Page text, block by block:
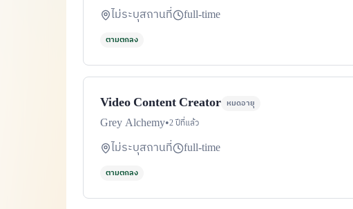
ไม่ระบุสถานที่ full-time
ตามตกลง
Video Content Creator หมดอายุ
Grey Alchemy•2 ปีที่แล้ว
ไม่ระบุสถานที่ full-time
ตามตกลง